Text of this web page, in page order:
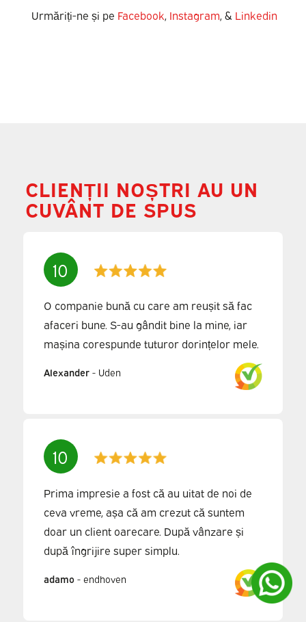
Urmăriți-ne și pe Facebook, Instagram, & Linkedin
CLIENȚII NOȘTRI AU UN
CUVÂNT DE SPUS
10
O companie bună cu care am reușit să fac
afaceri bune. S-au gândit bine la mine, iar
mașina corespunde tuturor dorințelor mele.
Alexander- Uden
10
Prima impresie a fost că au uitat de noi de
ceva vreme, așa că am crezut că suntem
doar un client oarecare. După vânzare și
după îngrijire super simplu.
adamo - endhoven